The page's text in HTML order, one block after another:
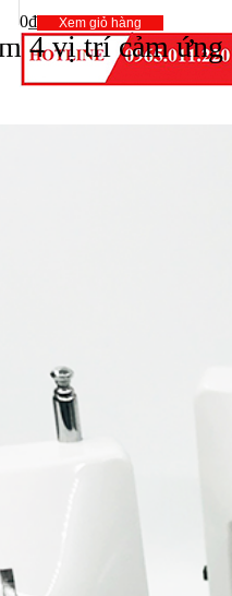
0₫ Xem giỏ hàng
4 vị trí cảm